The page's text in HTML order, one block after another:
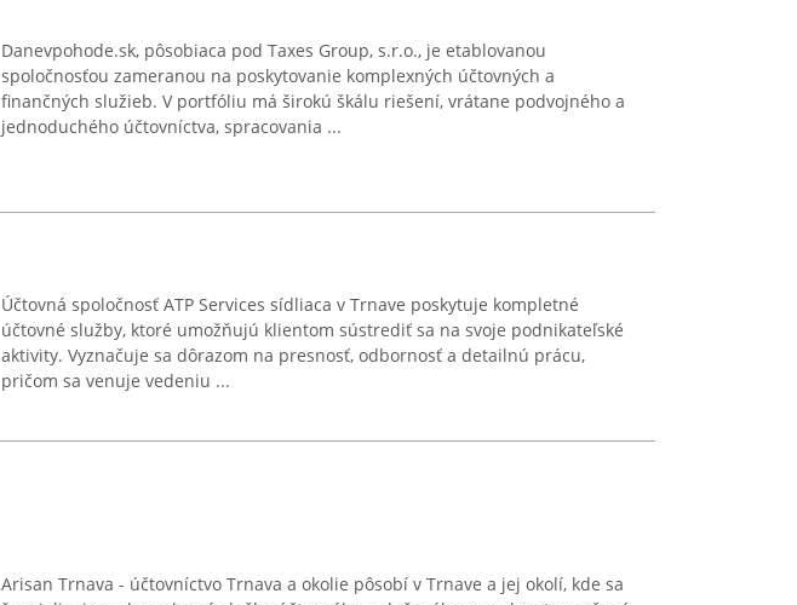
Danevpohode.sk, pôsobiaca pod Taxes Group, s.r.o., je etablovanou
spoločnosťou zameranou na poskytovanie komplexných účtovných a
finančných služieb. V portfóliu má širokú škálu riešení, vrátane podvojného a
jednoduchého účtovníctva, spracovania ...
Účtovná spoločnosť ATP Services sídliaca v Trnave poskytuje kompletné
účtovné služby, ktoré umožňujú klientom sústrediť sa na svoje podnikateľské
aktivity. Vyznačuje sa dôrazom na presnosť, odbornosť a detailnú prácu,
pričom sa venuje vedeniu ...
Arisan Trnava - účtovníctvo Trnava a okolie pôsobí v Trnave a jej okolí, kde sa